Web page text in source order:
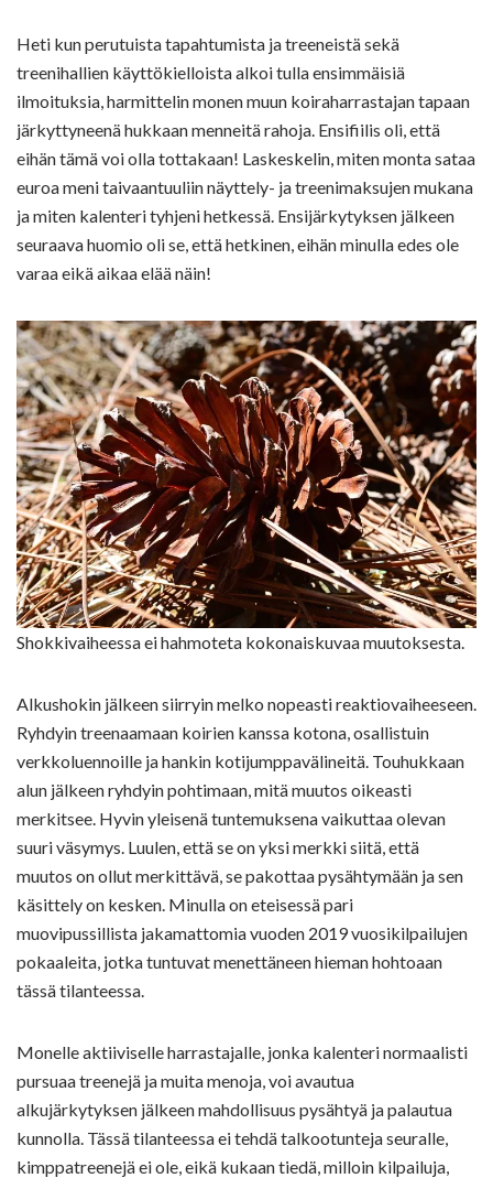
Heti kun perutuista tapahtumista ja treeneistä sekä
treenihallien käyttökielloista alkoi tulla ensimmäisiä
ilmoituksia, harmittelin monen muun koiraharrastajan tapaan
järkyttyneenä hukkaan menneitä rahoja. Ensifiilis oli, että
eihän tämä voi olla tottakaan! Laskeskelin, miten monta sataa
euroa meni taivaantuuliin näyttely- ja treenimaksujen mukana
ja miten kalenteri tyhjeni hetkessä. Ensijärkytyksen jälkeen
seuraava huomio oli se, että hetkinen, eihän minulla edes ole
varaa eikä aikaa elää näin!
Shokkivaiheessa ei hahmoteta kokonaiskuvaa muutoksesta.
Alkushokin jälkeen siirryin melko nopeasti reaktiovaiheeseen.
Ryhdyin treenaamaan koirien kanssa kotona, osallistuin
verkkoluennoille ja hankin kotijumppavälineitä. Touhukkaan
alun jälkeen ryhdyin pohtimaan, mitä muutos oikeasti
merkitsee. Hyvin yleisenä tuntemuksena vaikuttaa olevan
suuri väsymys. Luulen, että se on yksi merkki siitä, että
muutos on ollut merkittävä, se pakottaa pysähtymään ja sen
käsittely on kesken. Minulla on eteisessä pari
muovipussillista jakamattomia vuoden 2019 vuosikilpailujen
pokaaleita, jotka tuntuvat menettäneen hieman hohtoaan
tässä tilanteessa.
Monelle aktiiviselle harrastajalle, jonka kalenteri normaalisti
pursuaa treenejä ja muita menoja, voi avautua
alkujärkytyksen jälkeen mahdollisuus pysähtyä ja palautua
kunnolla. Tässä tilanteessa ei tehdä talkootunteja seuralle,
kimppatreenejä ei ole, eikä kukaan tiedä, milloin kilpailuja,